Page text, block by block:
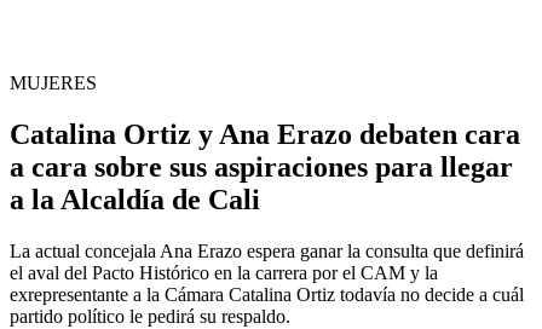
MUJERES
Catalina Ortiz y Ana Erazo debaten cara
a cara sobre sus aspiraciones para llegar
a la Alcaldía de Cali
La actual concejala Ana Erazo espera ganar la consulta que definirá
el aval del Pacto Histórico en la carrera por el CAM y la
exrepresentante a la Cámara Catalina Ortiz todavía no decide a cuál
partido político le pedirá su respaldo.